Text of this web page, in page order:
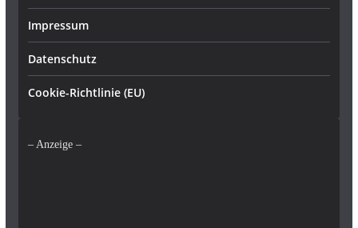
Impressum
Datenschutz
Cookie-Richtlinie (EU)
– Anzeige –